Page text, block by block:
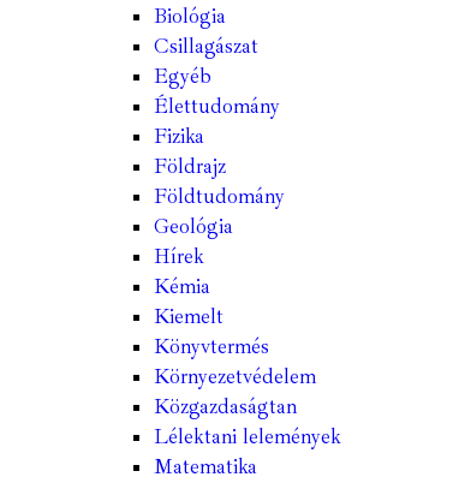
Biológia
Csillagászat
Egyéb
Élettudomány
Fizika
Földrajz
Földtudomány
Geológia
Hírek
Kémia
Kiemelt
Könyvtermés
Környezetvédelem
Közgazdaságtan
Lélektani lelemények
Matematika